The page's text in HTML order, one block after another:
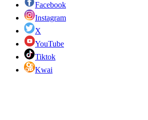
Facebook
Instagram
X
YouTube
Tiktok
Kwai